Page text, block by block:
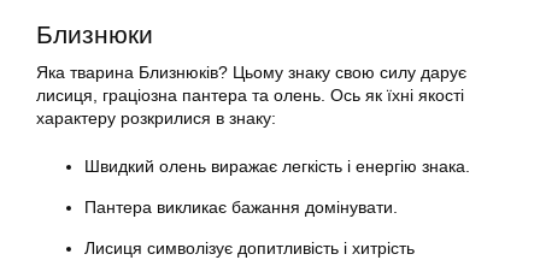
Близнюки
Яка тварина Близнюків? Цьому знаку свою силу дарує
лисиця, граціозна пантера та олень. Ось як їхні якості
характеру розкрилися в знаку:
Швидкий олень виражає легкість і енергію знака.
Пантера викликає бажання домінувати.
Лисиця символізує допитливість і хитрість